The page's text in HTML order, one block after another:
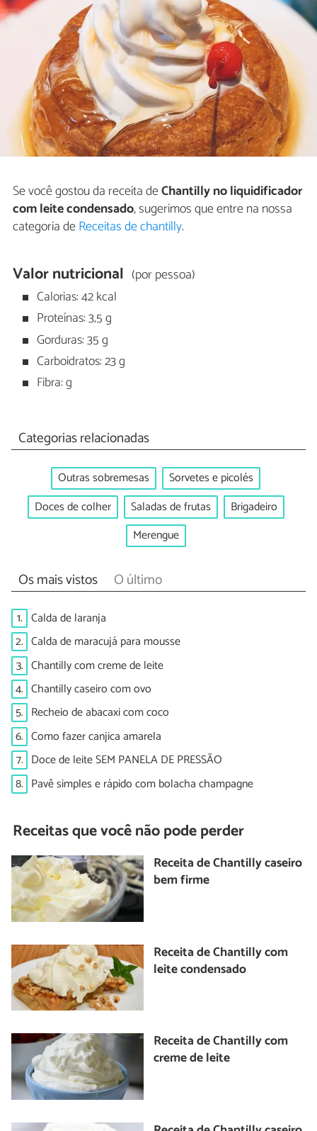
Se você gostou da receita deChantilly no liquidificador
com leite condensado, sugerimos que entre na nossa
categoria deReceitas de chantilly.
Valor nutricional (por pessoa)
Calorias: 42 kcal
Proteínas: 3,5 g
Gorduras: 35 g
Carboidratos: 23 g
Fibra: g
Categorias relacionadas
Outras sobremesas
Sorvetes e picolés
Doces de colher
Saladas de frutas
Brigadeiro
Merengue
Os mais vistos O último
1. Calda de laranja
2. Calda de maracujá para mousse
3. Chantilly com creme de leite
4. Chantilly caseiro com ovo
5. Recheio de abacaxi com coco
6. Como fazer canjica amarela
7. Doce de leite SEM PANELA DE PRESSÃO
8. Pavê simples e rápido com bolacha champagne
Receitas que você não pode perder
Receita de Chantilly caseiro
bem firme
Receita de Chantilly com
leite condensado
Receita de Chantilly com
creme de leite